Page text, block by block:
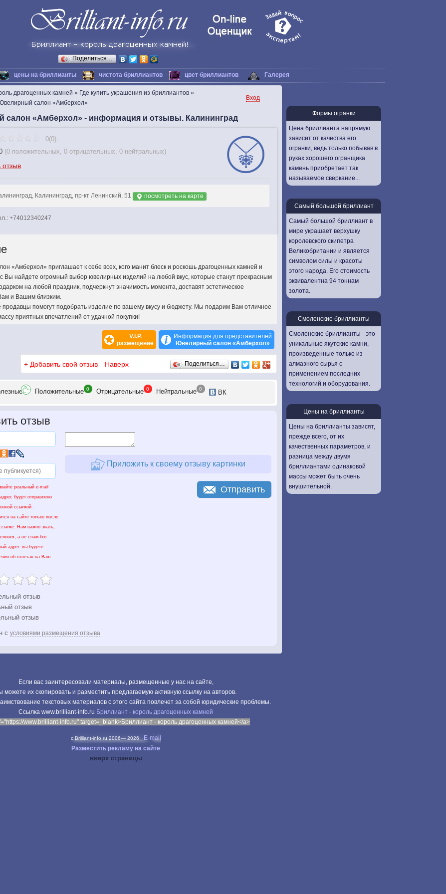
Поделиться…
цены на бриллианты чистота бриллиантов цвет бриллиантов Галерея
драгоценных камней » Где купить украшения из бриллиантов »
салон «Амберхол»
Вход
салон «Амберхол» - информация и отзывы. Калининград
0(0)
(0 положительных, 0 отрицательных, 0 нейтральных)
отзыв
Калининград, пр-кт Ленинский, 51 посмотреть на карте
+74012340247
«Амберхол» приглашает к себе всех, кого манит блеск и роскошь драгоценных камней и
Вы найдете огромный выбор ювелирных изделий на любой вкус, которые станут прекрасным
на любой праздник, подчеркнут значимость момента, доставят эстетическое
и Вашим близким.
помогут подобрать изделие по вашему вкусу и бюджету. Мы подарим Вам отличное
приятных впечатлений от удачной покупки!
V.I.P.
размещение
Информация для представителей
Ювелирный салон «Амберхол»
+ Добавить свой отзыв Наверх Поделиться…
ые Положительные 0 Отрицательные 0 Нейтральные 0 ВК
отзыв
реальный e-mail
будет отправлено
ссылкой.
на сайте только после
Нам важно знать,
а не спам-бот.
адрес вы будете
об ответах на Ваш
отзыв
отзыв
отзыв
Приложить к своему отзыву картинки
с условиями размещения отзыва
Отправить
Если вас заинтересовали материалы, размещенные у нас на сайте,
можете их скопировать и разместить предлагаемую активную ссылку на авторов.
текстовых материалов с этого сайта повлечет за собой юридические проблемы.
Cсылка www.brilliant-info.ru Бриллиант - король драгоценных камней
www.brilliant-info.ru" target=_blank>Бриллиант - король драгоценных камней</a>
c Brilliant-info.ru 2006— 2026
E-mail
Разместить рекламу на сайте
вверх страницы
Формы огранки
Цена бриллианта напрямую
зависит от качества его
огранки, ведь только побывав в
руках хорошего огранщика
камень приобретает так
называемое сверкание...
Самый большой бриллиант
Самый большой бриллиант в
мире украшает верхушку
королевского скипетра
Великобритании и является
символом силы и красоты
этого народа. Его стоимость
эквивалентна 94 тоннам
золота.
Смоленские бриллианты
Смоленские бриллианты - это
уникальные якутские камни,
произведенные только из
алмазного сырья с
применением последних
технологий и оборудования.
Цены на бриллианты
Цены на бриллианты зависят,
прежде всего, от их
качественных параметров, и
разница между двумя
бриллиантами одинаковой
массы может быть очень
внушительной.